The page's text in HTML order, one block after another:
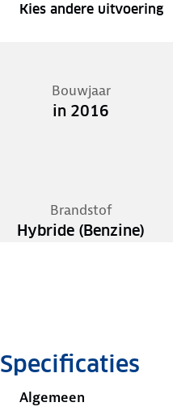
Kies andere uitvoering
Bouwjaar
in 2016
Brandstof
Hybride (Benzine)
Specificaties
Algemeen